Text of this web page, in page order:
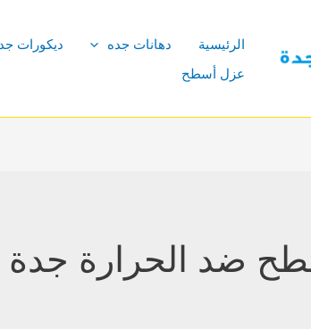
الرئيسية دهانات جده ديكورات
عزل أسطح
ضد الحرارة جدة